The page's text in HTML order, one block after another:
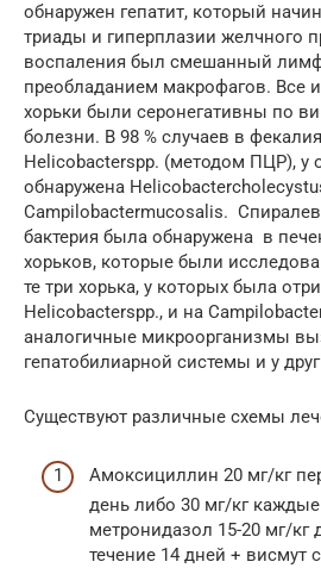
обнаружен гепатит, который
триады и гиперплазии желчного
воспаления был смешанный
преобладанием макрофагов. Все
хорьки были серонегативны по
болезни. В 98 % случаев в
Helicobacterspp. (методом ПЦР), у
обнаружена
Campilobactermucosalis.
бактерия была обнаружена в
хорьков, которые были
те три хорька, у которых была
Helicobacterspp., и на
аналогичные микроорганизмы
гепатобилиарной системы и у
Существуют различные схемы
Амоксициллин 20 мг/кг
день либо 30 мг/кг
метронидазол 15-20 мг/
течение 14 дней + висмут